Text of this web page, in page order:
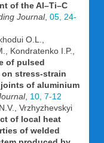
of the Al–Ti–C
Journal, 05, 24-
O.L.,
Kondratenko I.P.,
of pulsed
stress-strain
of aluminium
, 10, 7-12
Vrzhyzhevskyi
of local heat
of welded